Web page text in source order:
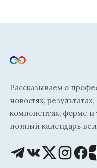
Рассказываем о
новостях,
компонентах, форме
полный календарь